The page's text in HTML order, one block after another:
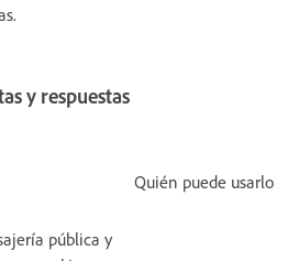
y respuestas
Quién puede usarlo
pública y